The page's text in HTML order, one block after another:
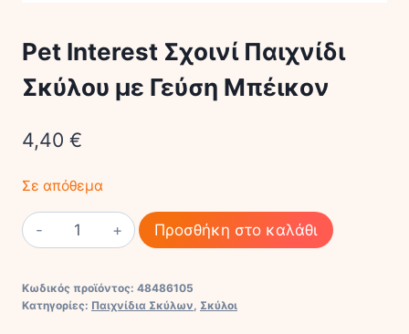
Pet Interest Σχοινί Παιχνίδι
Σκύλου με Γεύση Μπέικον
4,40 €
Σε απόθεμα
Pet
Interest
Παιχνίδι
Προσθήκη στο καλάθι
Κωδικός προϊόντος: 48486105
Κατηγορίες: Παιχνίδια Σκύλων Σκύλοι